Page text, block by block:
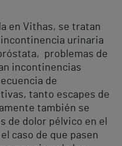
en Vithas, se tratan
incontinencia urinaria
problemas de
incontinencias
de
tanto escapes de
también se
de dolor pélvico en el
caso de que pasen